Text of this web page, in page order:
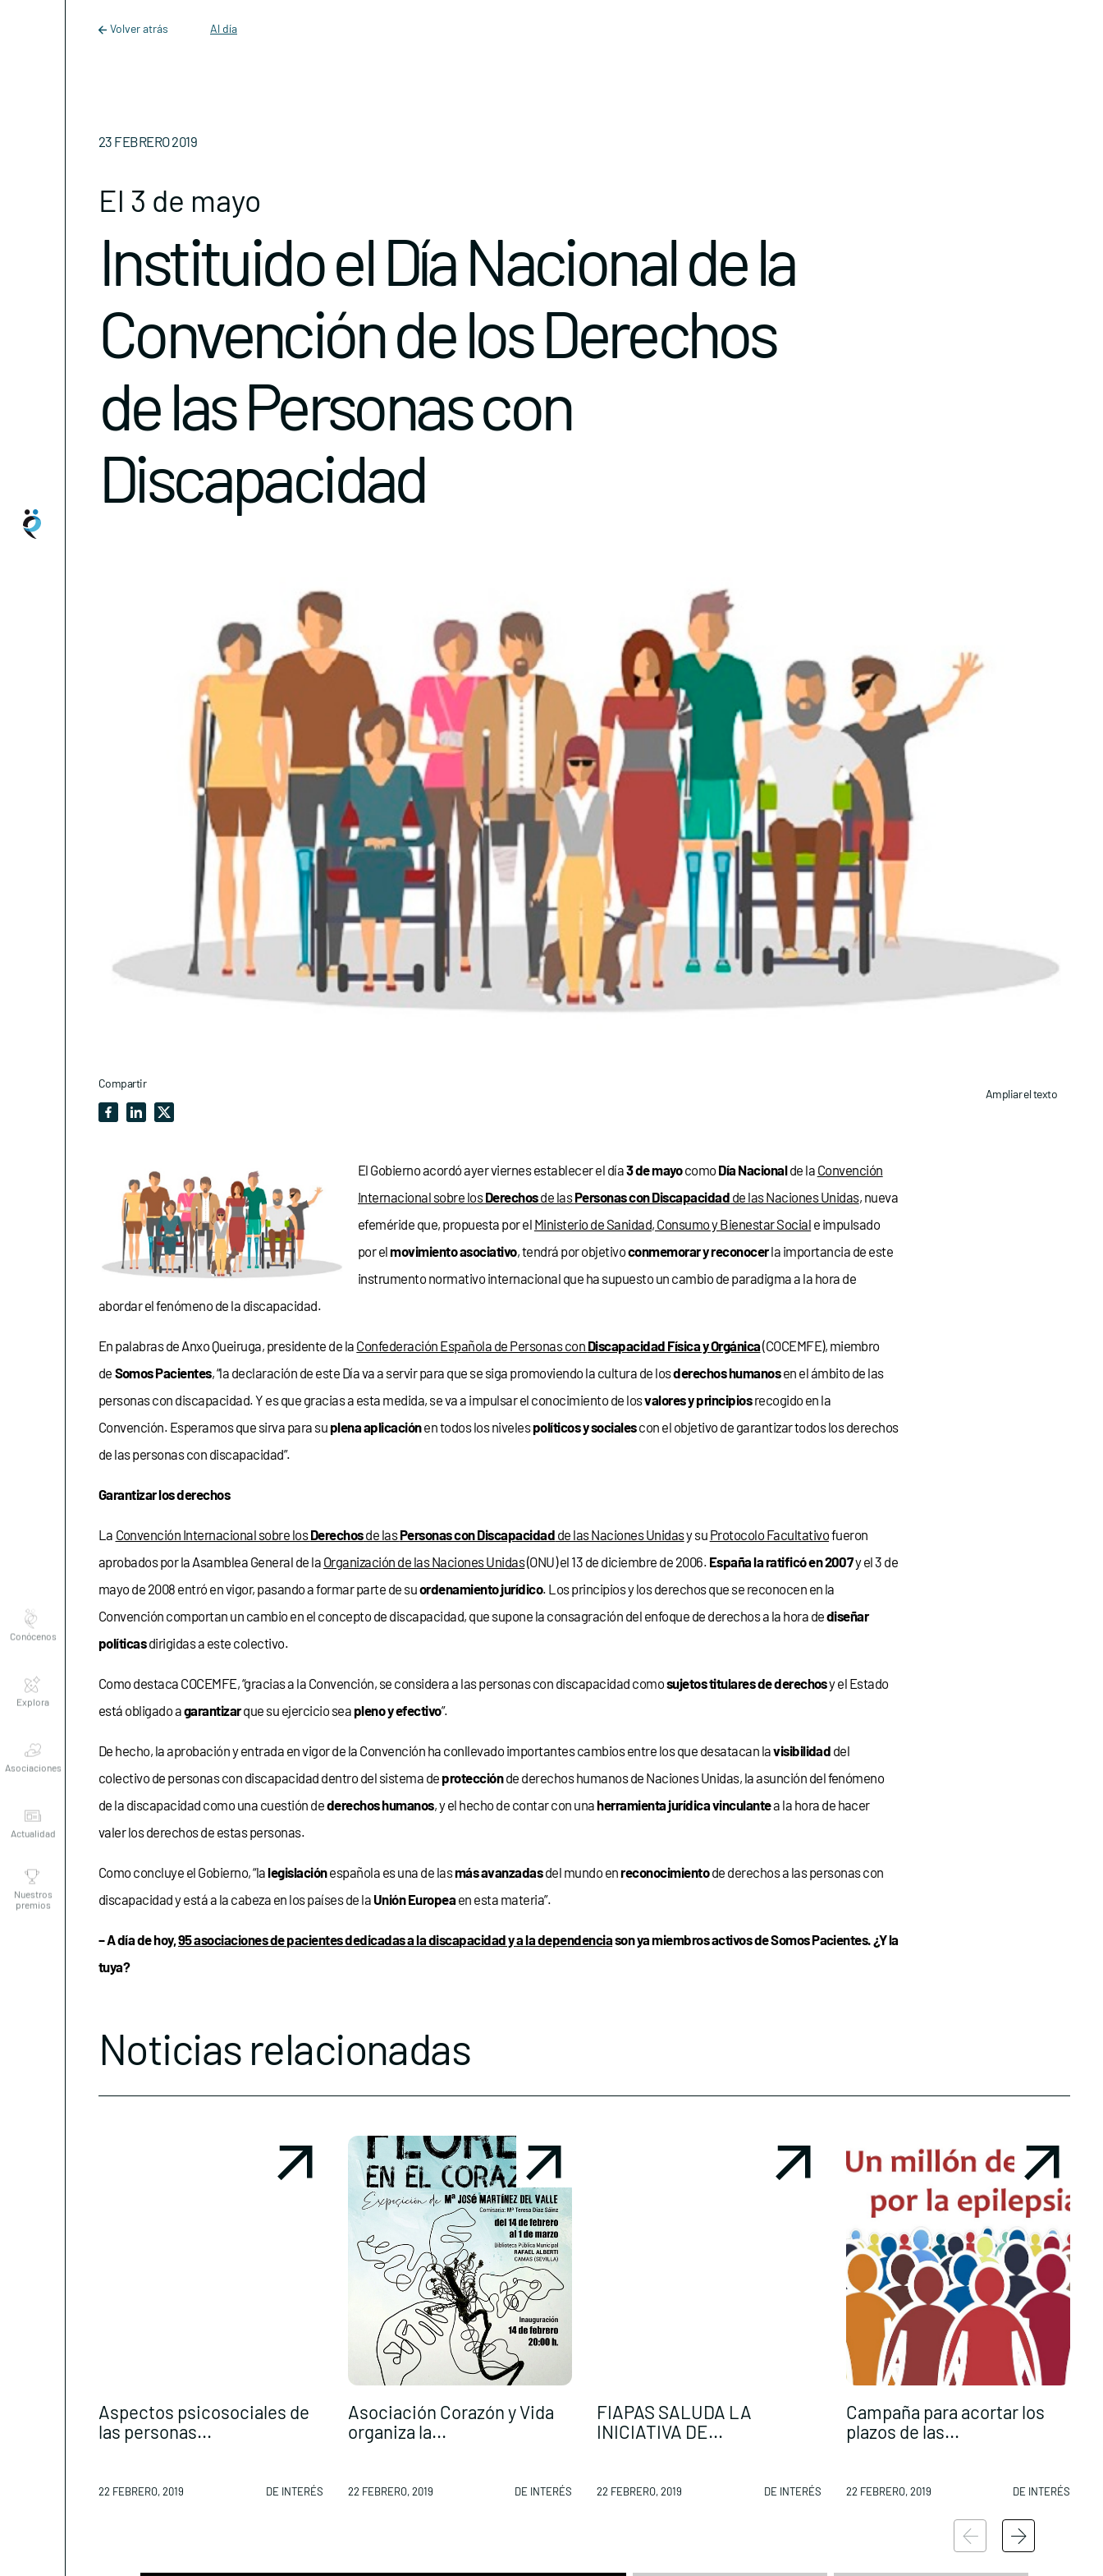
Main Navigation
premios
Volver atrás Al día
23 FEBRERO 2019
El 3 de mayo
Instituido el Día Nacional de la
Convención de los Derechos
de las Personas con
Discapacidad
Compartir
Ampliar el texto
El Gobierno acordó ayer viernes establecer el día3 de mayocomo Día Nacionalde la Convención
Internacional sobre losDerechosde lasPersonas con Discapacidad de las Naciones Unidas, nueva
efeméride que, propuesta por el Ministerio de Sanidad, Consumo y Bienestar Social e impulsado
por elmovimiento asociativo, tendrá por objetivoconmemorar y reconocerla importancia de este
instrumento normativo internacional que ha supuesto un cambio de paradigma a la hora de
abordar el fenómeno de la discapacidad.
En palabras de Anxo Queiruga, presidente de la Confederación Española de Personas con Discapacidad Física y Orgánica(COCEMFE), miembro
de Somos Pacientes, “la declaración de este Día va a servir para que se siga promoviendo la cultura de losderechos humanosen el ámbito de las
personas con discapacidad. Y es que gracias a esta medida, se va a impulsar el conocimiento de losvalores y principiosrecogido en la
Convención. Esperamos que sirva para su plena aplicaciónen todos los nivelespolíticos y socialescon el objetivo de garantizar todos los derechos
de las personas con discapacidad”.
Garantizar los derechos
La Convención Internacional sobre losDerechosde lasPersonas con Discapacidad de las Naciones Unidasy su Protocolo Facultativofueron
aprobados por la Asamblea General de la Organización de las Naciones Unidas(ONU) el 13 de diciembre de 2006. España la ratificó en 2007y el 3 de
mayo de 2008 entró en vigor, pasando a formar parte de suordenamiento jurídico. Los principios y los derechos que se reconocen en la
Convención comportan un cambio en el concepto de discapacidad, que supone la consagración del enfoque de derechos a la hora dediseñar
políticasdirigidas a este colectivo.
Como destaca COCEMFE, “gracias a la Convención, se considera a las personas con discapacidad comosujetos titulares de derechosy el Estado
está obligado agarantizarque su ejercicio sea pleno y efectivo”.
De hecho, la aprobación y entrada en vigor de la Convención ha conllevado importantes cambios entre los que desatacan lavisibilidad del
colectivo de personas con discapacidad dentro del sistema de protecciónde derechos humanos de Naciones Unidas, la asunción del fenómeno
de la discapacidad como una cuestión dederechos humanos, y el hecho de contar con unaherramienta jurídica vinculantea la hora de hacer
valer los derechos de estas personas.
Como concluye el Gobierno, “lalegislaciónespañola es una de lasmás avanzadasdel mundo enreconocimientode derechos a las personas con
discapacidad y está a la cabeza en los países de la Unión Europea en esta materia”.
– A día de hoy,95 asociaciones de pacientes dedicadas a la discapacidad y a la dependenciason ya miembros activos de Somos Pacientes. ¿Y la
tuya?
Noticias relacionadas
Aspectos psicosociales de
las personas...
22 FEBRERO, 2019 DE INTERÉS
Asociación Corazón y Vida
organiza la...
22 FEBRERO, 2019 DE INTERÉS
FIAPAS SALUDA LA
INICIATIVA DE...
22 FEBRERO, 2019 DE INTERÉS
Campaña para acortar los
plazos de las...
22 FEBRERO, 2019 DE INTERÉS